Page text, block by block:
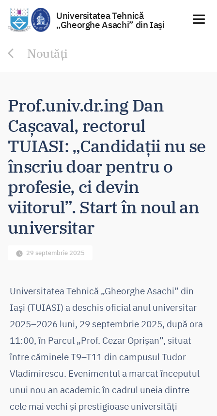
Universitatea Tehnică
„Gheorghe Asachi” din Iaşi
Noutăți
Prof.univ.dr.ing Dan
Cașcaval, rectorul
TUIASI: „Candidații nu se
înscriu doar pentru o
profesie, ci devin
viitorul”. Start în noul an
universitar
29 septembrie 2025
Universitatea Tehnică „Gheorghe Asachi” din
Iași (TUIASI) a deschis oficial anul universitar
2025–2026 luni, 29 septembrie 2025, după ora
11:00, în Parcul „Prof. Cezar Oprișan”, situat
între căminele T9–T11 din campusul Tudor
Vladimirescu. Evenimentul a marcat începutul
unui nou an academic în cadrul uneia dintre
cele mai vechi și prestigioase universități